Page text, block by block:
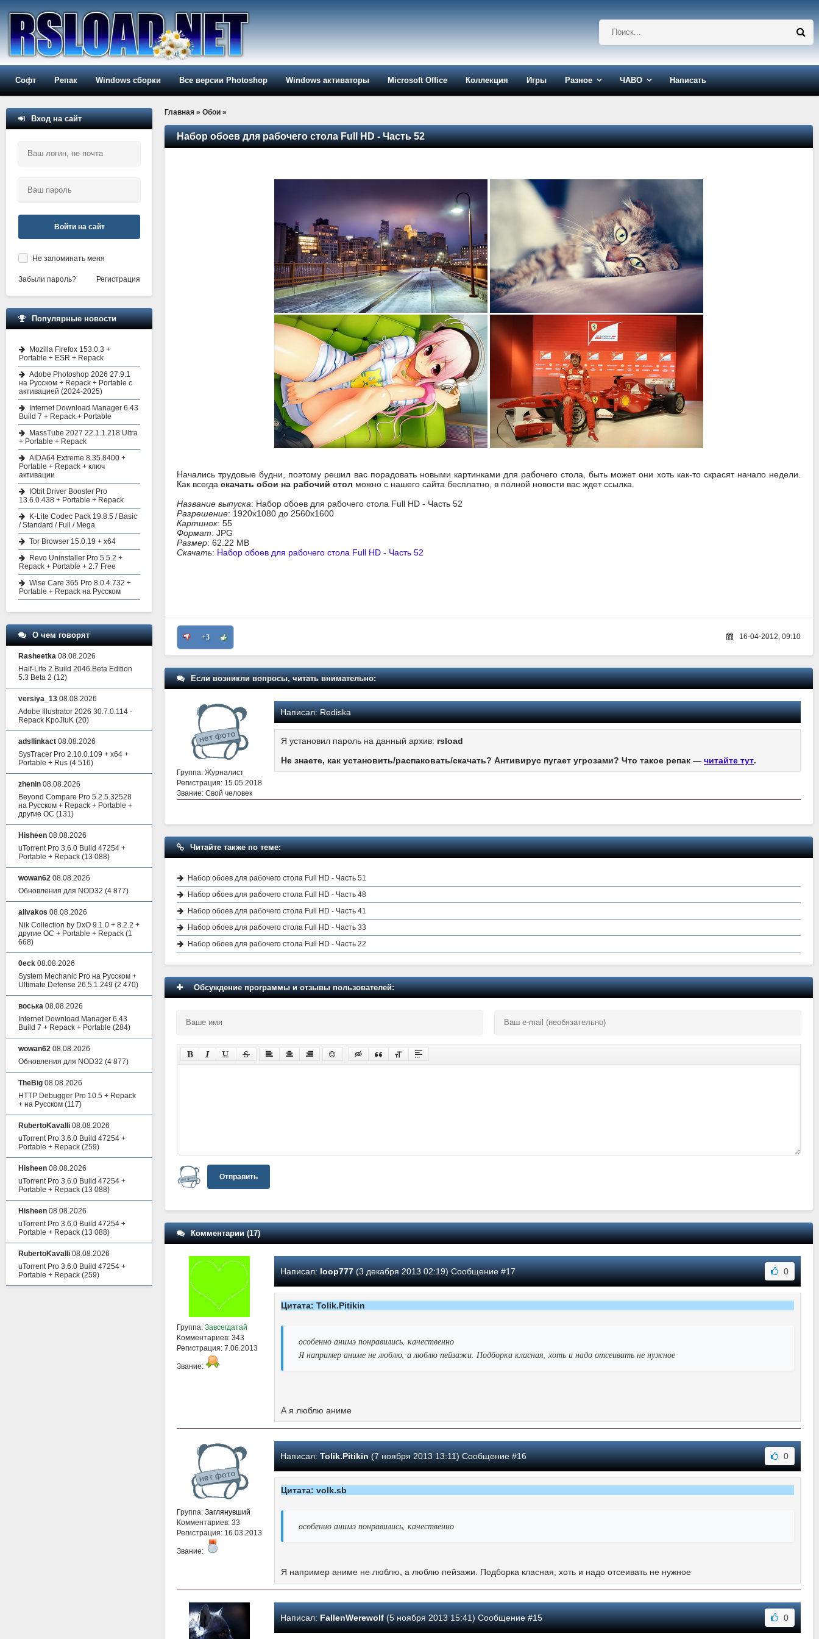
Софт Репак Windows сборки Все версии Photoshop Windows активаторы Microsoft Office Коллекция Игры Разное ЧАВО Написать
Главная » Обои »
Набор обоев для рабочего стола Full HD - Часть 52
Начались трудовые будни, поэтому решил вас порадовать новыми картинками для рабочего стола, быть может они хоть как-то скрасят начало недели.
Как всегда скачать обои на рабочий стол можно с нашего сайта бесплатно, в полной новости вас ждет ссылка.
Название выпуска: Набор обоев для рабочего стола Full HD - Часть 52
Разрешение: 1920x1080 до 2560x1600
Картинок: 55
Формат: JPG
Размер: 62.22 MB
Скачать: Набор обоев для рабочего стола Full HD - Часть 52
+3 16-04-2012, 09:10
Если возникли вопросы, читать внимательно:
Группа: Журналист
Регистрация: 15.05.2018
Звание: Свой человек
Написал:Rediska
Я установил пароль на данный архив: rsload
Не знаете, как установить/распаковать/скачать? Антивирус пугает угрозами? Что такое репак — читайте тут.
Читайте также по теме:
Набор обоев для рабочего стола Full HD - Часть 51
Набор обоев для рабочего стола Full HD - Часть 48
Набор обоев для рабочего стола Full HD - Часть 41
Набор обоев для рабочего стола Full HD - Часть 33
Набор обоев для рабочего стола Full HD - Часть 22
Обсуждение программы и отзывы пользователей:
Отправить
Комментарии (17)
Группа: Завсегдатай
Комментариев: 343
Регистрация: 7.06.2013
Звание:
Написал: loop777(3 декабря 2013 02:19) Сообщение #17 0
Цитата: Tolik.Pitikin
особенно анимэ понравились, качественно
Я например аниме не люблю, а люблю пейзажи. Подборка класная, хоть и надо отсеивать не нужное
А я люблю аниме
Группа: Заглянувший
Комментариев: 33
Регистрация: 16.03.2013
Звание:
Написал: Tolik.Pitikin(7 ноября 2013 13:11) Сообщение #16 0
Цитата: volk.sb
особенно анимэ понравились, качественно
Я например аниме не люблю, а люблю пейзажи. Подборка класная, хоть и надо отсеивать не нужное
Написал: FallenWerewolf(5 ноября 2013 15:41) Сообщение #15 0
Вход на сайт
Войти на сайт
Не запоминать меня
Забыли пароль? Регистрация
Популярные новости
Mozilla Firefox 153.0.3 +
Portable + ESR + Repack
Adobe Photoshop 2026 27.9.1
на Русском + Repack + Portable с
активацией (2024-2025)
Internet Download Manager 6.43
Build 7 + Repack + Portable
MassTube 2027 22.1.1.218 Ultra
+ Portable + Repack
AIDA64 Extreme 8.35.8400 +
Portable + Repack + ключ
активации
IObit Driver Booster Pro
13.6.0.438 + Portable + Repack
K-Lite Codec Pack 19.8.5 / Basic
/ Standard / Full / Mega
Tor Browser 15.0.19 + x64
Revo Uninstaller Pro 5.5.2 +
Repack + Portable + 2.7 Free
Wise Care 365 Pro 8.0.4.732 +
Portable + Repack на Русском
О чем говорят
Rasheetka 08.08.2026
Half-Life 2.Build 2046.Beta Edition
5.3 Beta 2 (12)
versiya_13 08.08.2026
Adobe Illustrator 2026 30.7.0.114 -
Repack KpoJIuK (20)
adsllinkact 08.08.2026
SysTracer Pro 2.10.0.109 + x64 +
Portable + Rus (4 516)
zhenin 08.08.2026
Beyond Compare Pro 5.2.5.32528
на Русском + Repack + Portable +
другие ОС (131)
Hisheen 08.08.2026
uTorrent Pro 3.6.0 Build 47254 +
Portable + Repack (13 088)
wowan62 08.08.2026
Обновления для NOD32 (4 877)
alivakos 08.08.2026
Nik Collection by DxO 9.1.0 + 8.2.2 +
другие ОС + Portable + Repack (1
668)
0eck 08.08.2026
System Mechanic Pro на Русском +
Ultimate Defense 26.5.1.249 (2 470)
воська 08.08.2026
Internet Download Manager 6.43
Build 7 + Repack + Portable (284)
wowan62 08.08.2026
Обновления для NOD32 (4 877)
TheBig 08.08.2026
HTTP Debugger Pro 10.5 + Repack
+ на Русском (117)
RubertoKavalli 08.08.2026
uTorrent Pro 3.6.0 Build 47254 +
Portable + Repack (259)
Hisheen 08.08.2026
uTorrent Pro 3.6.0 Build 47254 +
Portable + Repack (13 088)
Hisheen 08.08.2026
uTorrent Pro 3.6.0 Build 47254 +
Portable + Repack (13 088)
RubertoKavalli 08.08.2026
uTorrent Pro 3.6.0 Build 47254 +
Portable + Repack (259)